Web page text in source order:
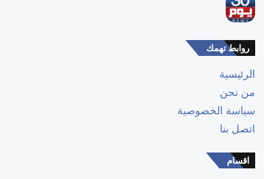
روابط تهمك
الرئيسية
من نحن
سياسة الخصوصية
اتصل بنا
اقسام